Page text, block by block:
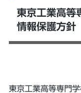
東京工業高等
情報保護方針
東京工業高等専門